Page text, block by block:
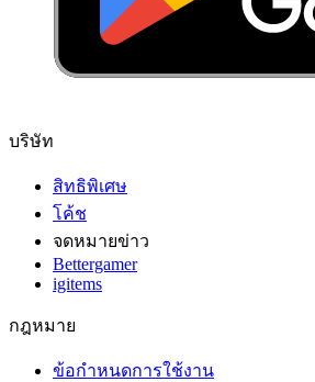
บริษัท
สิทธิพิเศษ
โค้ช
จดหมายข่าว
Bettergamer
igitems
กฎหมาย
ข้อกำหนดการใช้งาน